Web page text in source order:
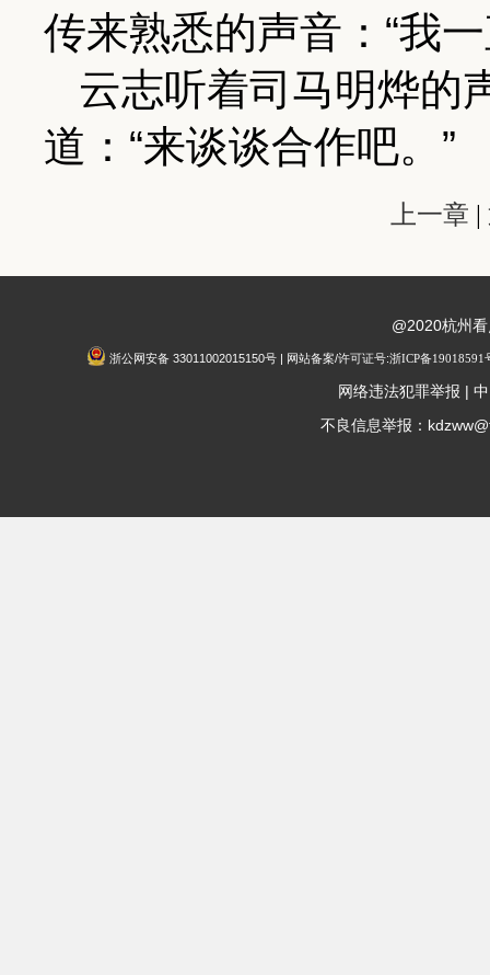
传来熟悉的声音：“我
云志听着司马明烨的
道：“来谈谈合作吧。”
上一章 |
@2020杭州
浙公网安备 33011002015150号 | 网站备案/许可证号:浙ICP备19018591
网络违法犯罪举报 |
不良信息举报：